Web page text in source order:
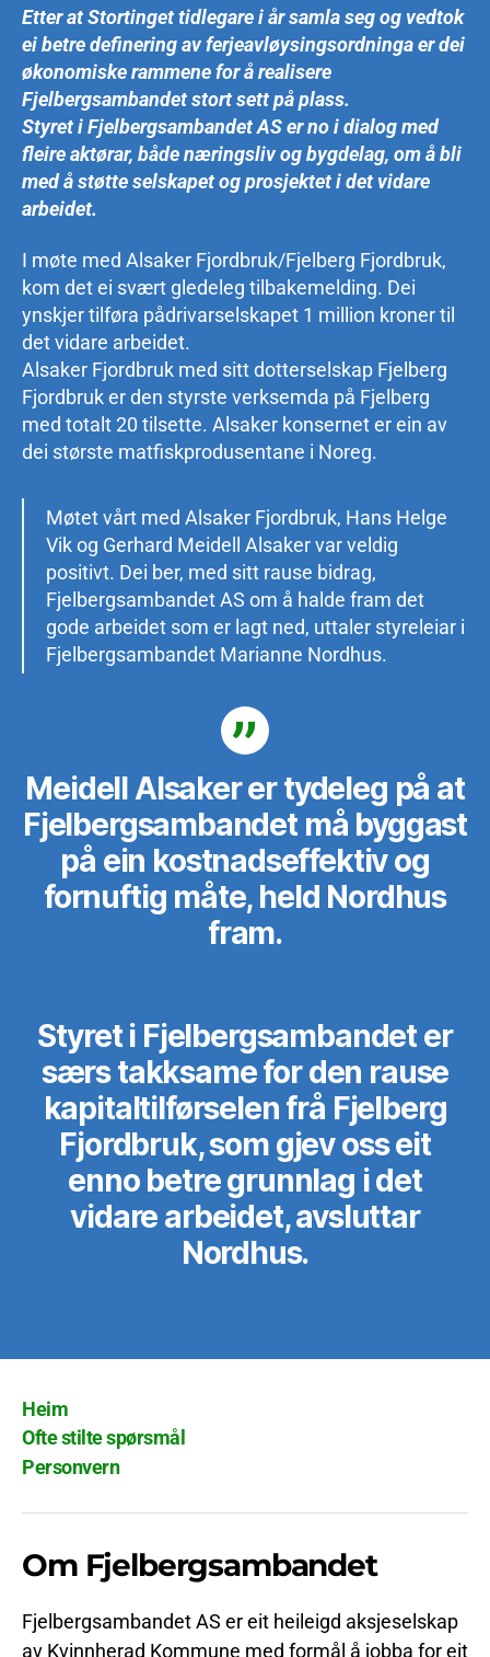
Etter at Stortinget tidlegare i år samla seg og vedtok
ei betre definering av ferjeavløysingsordninga er dei
økonomiske rammene for å realisere
Fjelbergsambandet stort sett på plass.
Styret i Fjelbergsambandet AS er no i dialog med
fleire aktørar, både næringsliv og bygdelag, om å bli
med å støtte selskapet og prosjektet i det vidare
arbeidet.
I møte med Alsaker Fjordbruk/Fjelberg Fjordbruk,
kom det ei svært gledeleg tilbakemelding. Dei
ynskjer tilføra pådrivarselskapet 1 million kroner til
det vidare arbeidet.
Alsaker Fjordbruk med sitt dotterselskap Fjelberg
Fjordbruk er den styrste verksemda på Fjelberg
med totalt 20 tilsette. Alsaker konsernet er ein av
dei største matfiskprodusentane i Noreg.
Møtet vårt med Alsaker Fjordbruk, Hans Helge
Vik og Gerhard Meidell Alsaker var veldig
positivt. Dei ber, med sitt rause bidrag,
Fjelbergsambandet AS om å halde fram det
gode arbeidet som er lagt ned, uttaler styreleiar i
Fjelbergsambandet Marianne Nordhus.
Meidell Alsaker er tydeleg på at
Fjelbergsambandet må byggast
på ein kostnadseffektiv og
fornuftig måte, held Nordhus
fram.
Styret i Fjelbergsambandet er
særs takksame for den rause
kapitaltilførselen frå Fjelberg
Fjordbruk, som gjev oss eit
enno betre grunnlag i det
vidare arbeidet, avsluttar
Nordhus.
Heim
Ofte stilte spørsmål
Personvern
Om Fjelbergsambandet
Fjelbergsambandet AS er eit heileigd aksjeselskap
av Kvinnherad Kommune med formål å jobba for eit